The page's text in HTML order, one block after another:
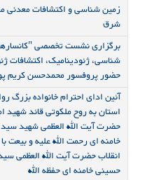
زمین شناسی و اکتشافات معدنی
شرق
برگزاری نشست تخصصی
شناسی، ژئودینامیک، اکتشافات
حضور پروفسور محمدحسن کریم
آئین ادای احترام خانواده بزرگ
استان به روح ملکوتی قائد شهید
حضرت آیت الله العظمی شهید
خامنه ای رحمت الله علیه و بیعت
انقلاب حضرت آیت الله العظمی
حسینی خامنه ای حفظه الله